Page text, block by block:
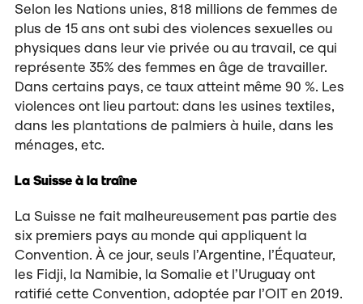
Selon les Nations unies, 818 millions de femmes de
plus de 15 ans ont subi des violences sexuelles ou
physiques dans leur vie privée ou au travail, ce qui
représente 35% des femmes en âge de travailler.
Dans certains pays, ce taux atteint même 90 %. Les
violences ont lieu partout: dans les usines textiles,
dans les plantations de palmiers à huile, dans les
ménages, etc.
La Suisse à la traîne
La Suisse ne fait malheureusement pas partie des
six premiers pays au monde qui appliquent la
Convention. À ce jour, seuls l’Argentine, l’Équateur,
les Fidji, la Namibie, la Somalie et l’Uruguay ont
ratifié cette Convention, adoptée par l’OIT en 2019.